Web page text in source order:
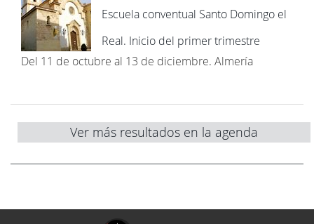
Escuela conventual Santo Domingo el
Real. Inicio del primer trimestre
Del 11 de octubre al 13 de diciembre. Almería
Ver más resultados en la agenda